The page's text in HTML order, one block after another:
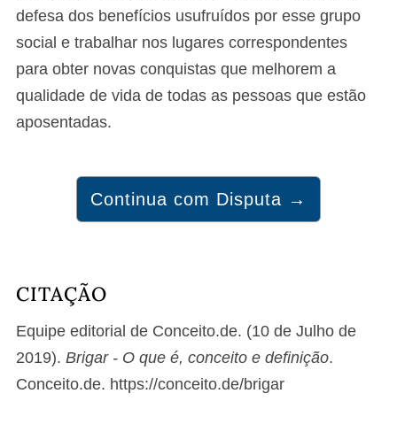
defesa dos benefícios usufruídos por esse grupo
social e trabalhar nos lugares correspondentes
para obter novas conquistas que melhorem a
qualidade de vida de todas as pessoas que estão
aposentadas.
Continua com Disputa →
CITAÇÃO
Equipe editorial de Conceito.de. (10 de Julho de
2019). Brigar - O que é, conceito e definição.
Conceito.de. https://conceito.de/brigar